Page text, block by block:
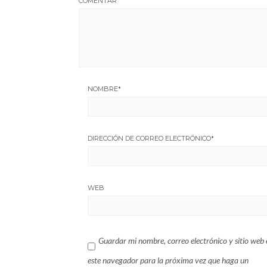
NOMBRE*
DIRECCIÓN DE CORREO ELECTRÓNICO*
WEB
Guardar mi nombre, correo electrónico y sitio web
este navegador para la próxima vez que haga un